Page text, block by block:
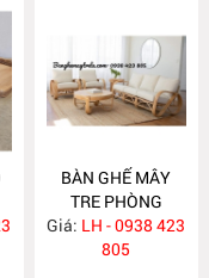
BÀN GHẾ MÂY
TRE PHÒNG
KHÁCH MA764
Giá: LH - 0938 423
805